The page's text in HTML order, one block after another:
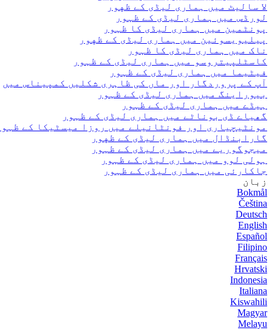
لا سالیٹ میں ہماری لیڈی کے ظهور
لورڈس میں ہماری لیڈی کے ظہور
پونٹمین میں ہماری لیڈی کا ظہور
پیلیویسوئین میں ہماری لیڈی کے ظهور
ناک میں ہماری لیڈی کا ظہور
کاسٹلپیتروسو میں ہماری لیڈی کے ظہور
فیٹیما میں ہماری لیڈی کے ظہور
آپ کے پروردگار اور ماں کی ظاہری شکلیں کمپیناس میں
بیوراینگ میں ہماری لیڈی کے ظہور
ہیڈے میں ہماری لیڈی کے ظہور
گھیاے ڈی بوناٹے میں ہماری لیڈی کے ظہور
مونٹیچیاری اور فونٹانیلے میں روزا میسٹیکا کے
گارابنڈال میں ہماری لیڈی کے ظهور
میجوگوریے میں ہماری لیڈی کے ظہور
ہولی لوو میں ہماری لیڈی کے ظہور
جاکارئی میں ہماری لیڈی کے ظہور
زبان
Bokmål
Čeština
Deutsch
English
Español
Filipino
Français
Hrvatski
Indonesia
Italiana
Kiswahili
Magyar
Melayu